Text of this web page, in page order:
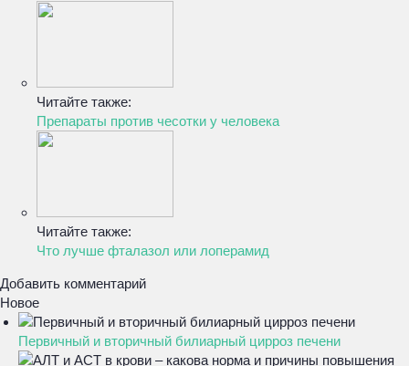
Читайте также:
Препараты против чесотки у человека
Читайте также:
Что лучше фталазол или лоперамид
Добавить комментарий
Новое
Первичный и вторичный билиарный цирроз печени